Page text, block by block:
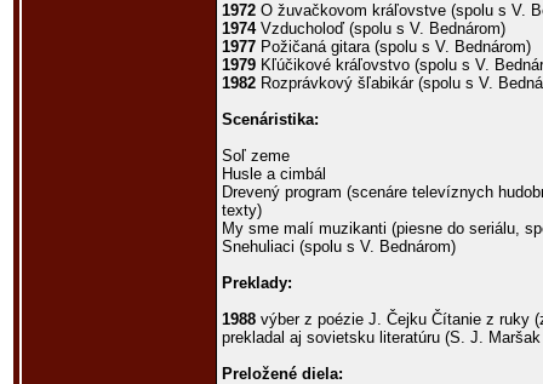
1972 O žuvačkovom kráľovstve (spolu s V.
1974Vzducholoď (spolu s V. Bednárom)
1977 Požičaná gitara (spolu s V. Bednárom)
1979 Kľúčikové kráľovstvo (spolu s V.
1982 Rozprávkový šľabikár (spolu s V.
Scenáristika:
Soľ zeme
Husle a cimbál
Drevený program (scenáre televíznych
texty)
My sme malí muzikanti (piesne do seriálu,
Snehuliaci (spolu s V. Bednárom)
Preklady:
1988 výber z poézie J. Čejku Čítanie z ruky
prekladal aj sovietsku literatúru (S. J.
Preložené diela: